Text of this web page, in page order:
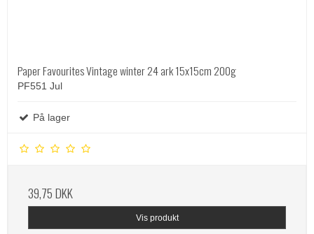
Paper Favourites Vintage winter 24 ark 15x15cm 200g
PF551 Jul
På lager
39,75 DKK
Vis produkt